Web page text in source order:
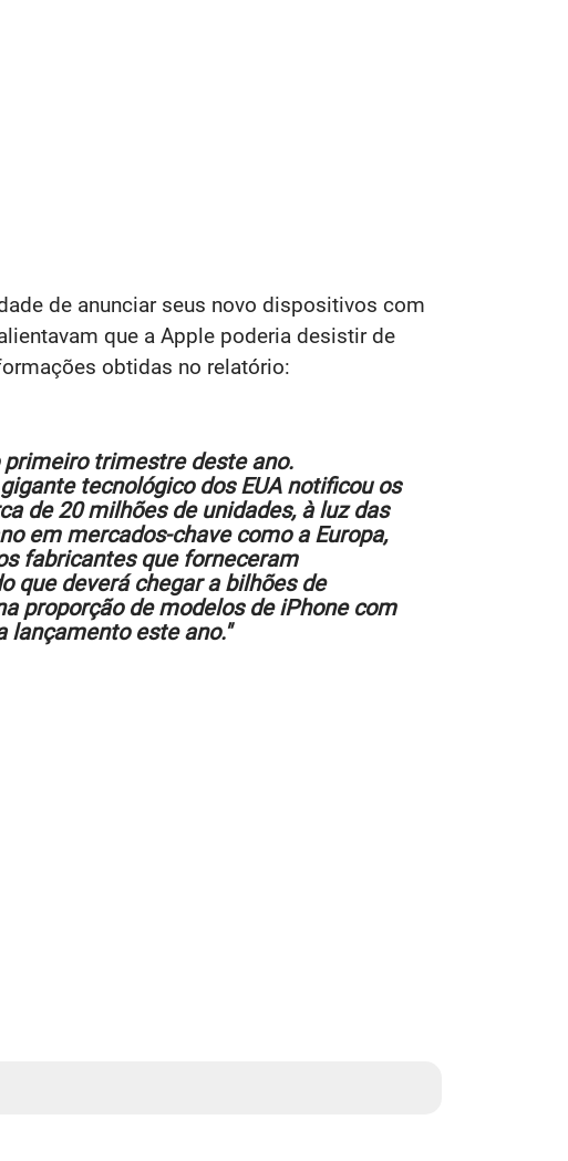
de anunciar seus novo dispositivos com
que a Apple poderia desistir de
obtidas no relatório:
primeiro trimestre deste ano.
tecnológico dos EUA notificou os
de 20 milhões de unidades, à luz das
em mercados-chave como a Europa,
fabricantes que forneceram
que deverá chegar a bilhões de
proporção de modelos de iPhone com
lançamento este ano."